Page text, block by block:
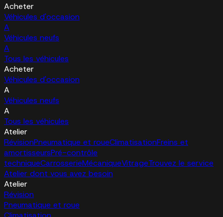
Acheter
Véhicules d'occasion
A
Véhicules neufs
A
Tous les véhicules
Acheter
Véhicules d'occasion
A
Véhicules neufs
A
Tous les véhicules
Atelier
RévisionPneumatique et roueClimatisationFreins et
amortisseursPré-contrôle
techniqueCarrosserieMécaniqueVitrageTrouvez le service
Atelier dont vous avez besoin
Atelier
Révision
Pneumatique et roue